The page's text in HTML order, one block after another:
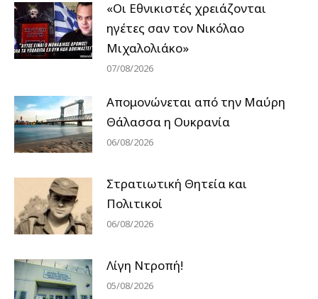
«Οι Εθνικιστές χρειάζονται
ηγέτες σαν τον Νικόλαο
Μιχαλολιάκο»
07/08/2026
Απομονώνεται από την Μαύρη
Θάλασσα η Ουκρανία
06/08/2026
Στρατιωτική Θητεία και
Πολιτικοί
06/08/2026
Λίγη Ντροπή!
05/08/2026